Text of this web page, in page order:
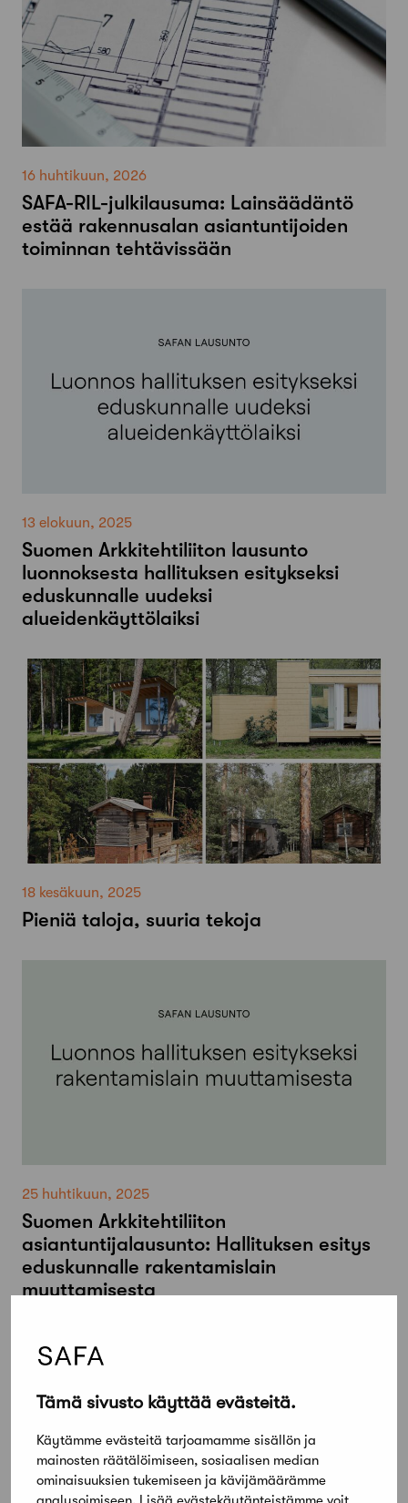
Tämä sivusto käyttää evästeitä.
Käytämme evästeitä tarjoamamme sisällön ja
mainosten räätälöimiseen, sosiaalisen median
ominaisuuksien tukemiseen ja kävijämäärämme
16 huhtikuun, 2026
SAFA-RIL-julkilausuma: Lainsäädäntö
estää rakennusalan asiantuntijoiden
toiminnan tehtävissään
13 elokuun, 2025
Suomen Arkkitehtiliiton lausunto
luonnoksesta hallituksen esitykseksi
eduskunnalle uudeksi
alueidenkäyttölaiksi
18 kesäkuun, 2025
Pieniä taloja, suuria tekoja
25 huhtikuun, 2025
Suomen Arkkitehtiliiton
asiantuntijalausunto: Hallituksen esitys
eduskunnalle rakentamislain
muuttamisesta